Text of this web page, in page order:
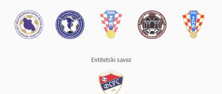
Entitetski savez